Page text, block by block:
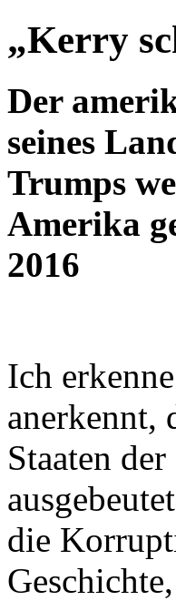
„Kerry
Der
seines
Trumps
Amerika
2016
Ich
anerkennt,
Staaten
die